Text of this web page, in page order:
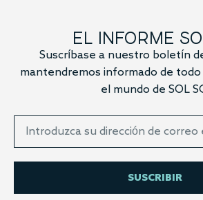
EL INFORME
Suscríbase a nuestro boletín
mantendremos informado de
el mundo de SOL
SUSCRIBIR